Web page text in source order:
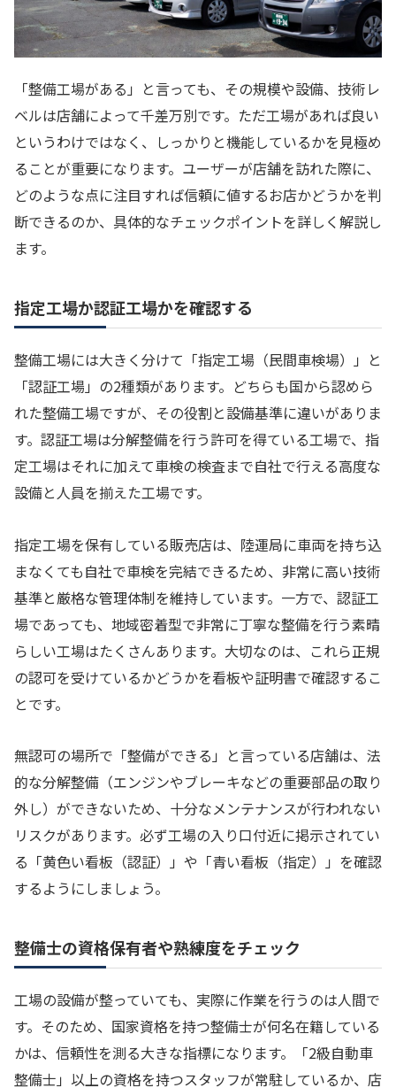
「整備工場がある」と言っても、その規模や設備、技術レ
ベルは店舗によって千差万別です。ただ工場があれば良い
というわけではなく、しっかりと機能しているかを見極め
ることが重要になります。ユーザーが店舗を訪れた際に、
どのような点に注目すれば信頼に値するお店かどうかを判
断できるのか、具体的なチェックポイントを詳しく解説し
ます。
指定工場か認証工場かを確認する
整備工場には大きく分けて「指定工場（民間車検場）」と
「認証工場」の2種類があります。どちらも国から認めら
れた整備工場ですが、その役割と設備基準に違いがありま
す。認証工場は分解整備を行う許可を得ている工場で、指
定工場はそれに加えて車検の検査まで自社で行える高度な
設備と人員を揃えた工場です。
指定工場を保有している販売店は、陸運局に車両を持ち込
まなくても自社で車検を完結できるため、非常に高い技術
基準と厳格な管理体制を維持しています。一方で、認証工
場であっても、地域密着型で非常に丁寧な整備を行う素晴
らしい工場はたくさんあります。大切なのは、これら正規
の認可を受けているかどうかを看板や証明書で確認するこ
とです。
無認可の場所で「整備ができる」と言っている店舗は、法
的な分解整備（エンジンやブレーキなどの重要部品の取り
外し）ができないため、十分なメンテナンスが行われない
リスクがあります。必ず工場の入り口付近に掲示されてい
る「黄色い看板（認証）」や「青い看板（指定）」を確認
するようにしましょう。
整備士の資格保有者や熟練度をチェック
工場の設備が整っていても、実際に作業を行うのは人間で
す。そのため、国家資格を持つ整備士が何名在籍している
かは、信頼性を測る大きな指標になります。「2級自動車
整備士」以上の資格を持つスタッフが常駐しているか、店